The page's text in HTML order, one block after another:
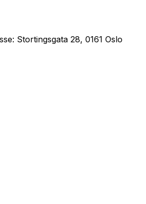
Stortingsgata 28, 0161 Oslo